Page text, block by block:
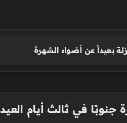
في ثالث أيام العيد